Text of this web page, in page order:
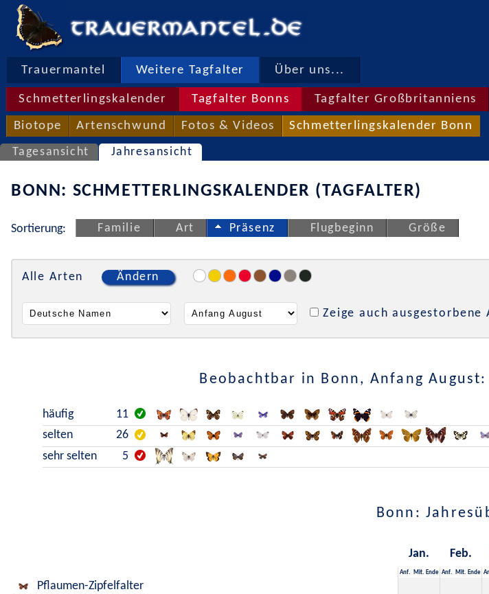
Trauermantel Weitere Tagfalter Über uns...
Schmetterlingskalender Tagfalter Bonns Tagfalter Großbritanniens
Biotope Artenschwund Fotos & Videos Schmetterlingskalender Bonn
Tagesansicht Jahresansicht
BONN: SCHMETTERLINGSKALENDER (TAGFALTER)
Sortierung: Familie Art Präsenz Flugbeginn Größe
Alle Arten Ändern
Zeige auch ausgestorbene
Beobachtbar in Bonn, Anfang
häufig 11
selten
26
sehr selten
5
Bonn:
Jan. Feb.
Anf. Mit. Ende Anf. Mit. Ende
Pflaumen-Zipfelfalter